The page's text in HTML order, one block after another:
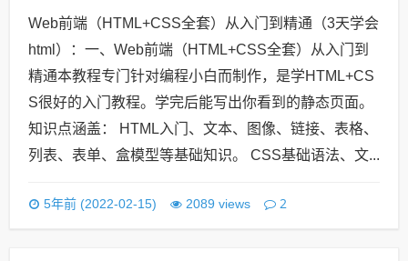
Web前端（HTML+CSS全套）从入门到精通（3天学会
html）：一、Web前端（HTML+CSS全套）从入门到
精通本教程专门针对编程小白而制作，是学HTML+CS
S很好的入门教程。学完后能写出你看到的静态页面。
知识点涵盖： HTML入门、文本、图像、链接、表格、
列表、表单、盒模型等基础知识。 CSS基础语法、文...
5年前 (2022-02-15) 2089 views 2